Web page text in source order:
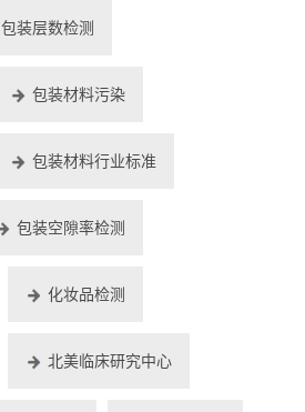
包装层数检测
包装材料污染
包装材料行业标准
包装空隙率检测
化妆品检测
北美临床研究中心